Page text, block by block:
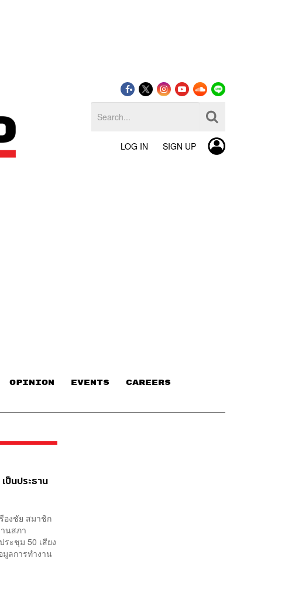
LOG IN SIGN UP
OPINION EVENTS CAREERS
ป็นประธาน
องชัย สมาชิก
นสภา
ะชุม 50 เสียง
มูลการทำงาน